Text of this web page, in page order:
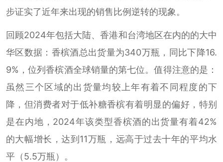
步证实了近年来出现的销售比例逆转的现象。
回顾2024年包括大陆、香港和台湾地区在内的的大中
华区数据：香槟酒总出货量为340万瓶，同比下降16.
9%，位列香槟酒全球销量的第七位。值得注意的是：
虽然三个区域的出货量均较上年有着不同程度的下
降，但消费者对于低补糖香槟有着明显的偏好，特别
是在内地，2024年该类型香槟酒的出货量有着42%
的大幅增长，达到11万瓶，远高于过去十年的平均水
平（5.5万瓶）。